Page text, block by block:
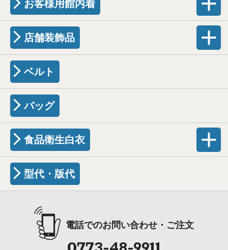
お客様用館内着
店舗装飾品
ベルト
バッグ
食品衛生白衣
型代・版代
電話でのお問い合わせ・ご注文